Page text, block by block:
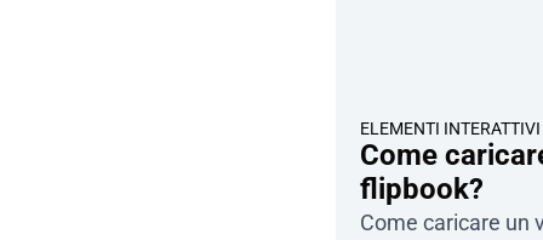
ELEMENTI INTERATTIVI
Come
flipbook?
Come caricare un